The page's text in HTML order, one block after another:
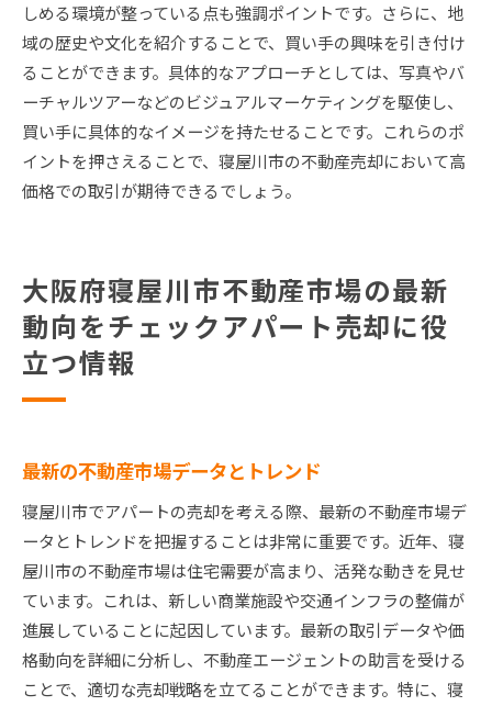
しめる環境が整っている点も強調ポイントです。さらに、地
域の歴史や文化を紹介することで、買い手の興味を引き付け
ることができます。具体的なアプローチとしては、写真やバ
ーチャルツアーなどのビジュアルマーケティングを駆使し、
買い手に具体的なイメージを持たせることです。これらのポ
イントを押さえることで、寝屋川市の不動産売却において高
価格での取引が期待できるでしょう。
大阪府寝屋川市不動産市場の最新
動向をチェックアパート売却に役
立つ情報
最新の不動産市場データとトレンド
寝屋川市でアパートの売却を考える際、最新の不動産市場デ
ータとトレンドを把握することは非常に重要です。近年、寝
屋川市の不動産市場は住宅需要が高まり、活発な動きを見せ
ています。これは、新しい商業施設や交通インフラの整備が
進展していることに起因しています。最新の取引データや価
格動向を詳細に分析し、不動産エージェントの助言を受ける
ことで、適切な売却戦略を立てることができます。特に、寝